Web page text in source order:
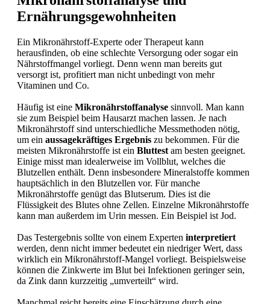
Ernährungsgewohnheiten
Ein Mikronährstoff-Experte oder Therapeut kann
herausfinden, ob eine schlechte Versorgung oder sogar ein
Nährstoffmangel vorliegt. Denn wenn man bereits gut
versorgt ist, profitiert man nicht unbedingt von mehr
Vitaminen und Co.
Häufig ist eine Mikronährstoffanalyse sinnvoll. Man kann
sie zum Beispiel beim Hausarzt machen lassen. Je nach
Mikronährstoff sind unterschiedliche Messmethoden nötig,
um ein aussagekräftiges Ergebnis zu bekommen. Für die
meisten Mikronährstoffe ist ein Bluttest am besten geeignet.
Einige misst man idealerweise im Vollblut, welches die
Blutzellen enthält. Denn insbesondere Mineralstoffe kommen
hauptsächlich in den Blutzellen vor. Für manche
Mikronährstoffe genügt das Blutserum. Dies ist die
Flüssigkeit des Blutes ohne Zellen. Einzelne Mikronährstoffe
kann man außerdem im Urin messen. Ein Beispiel ist Jod.
Das Testergebnis sollte von einem Experten interpretiert
werden, denn nicht immer bedeutet ein niedriger Wert, dass
wirklich ein Mikronährstoff-Mangel vorliegt. Beispielsweise
können die Zinkwerte im Blut bei Infektionen geringer sein,
da Zink dann kurzzeitig „umverteilt“ wird.